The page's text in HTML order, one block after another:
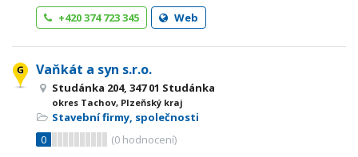
+420 374 723 345
Web
Vaňkát a syn s.r.o.
Studánka 204, 347 01 Studánka
okres Tachov, Plzeňský kraj
Stavební firmy, společnosti
0
(0 hodnocení)